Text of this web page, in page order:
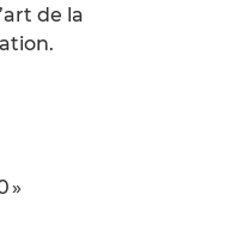
de la
»